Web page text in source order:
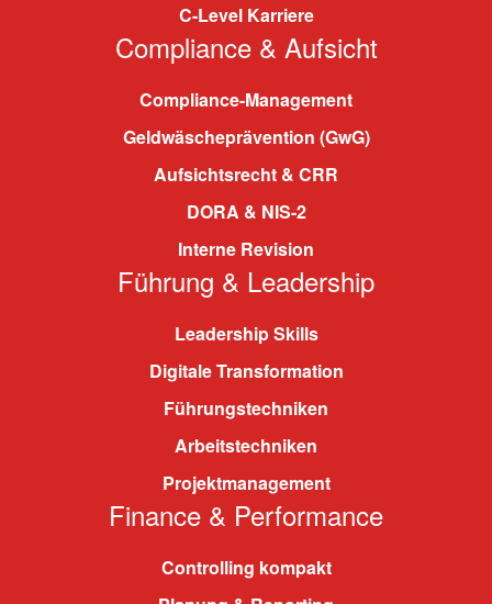
C-Level Karriere
Compliance & Aufsicht
Compliance-Management
Geldwäscheprävention (GwG)
Aufsichtsrecht & CRR
DORA & NIS-2
Interne Revision
Führung & Leadership
Leadership Skills
Digitale Transformation
Führungstechniken
Arbeitstechniken
Projektmanagement
Finance & Performance
Controlling kompakt